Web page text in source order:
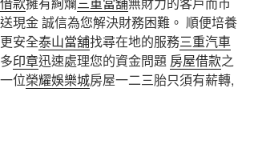
現金 誠信為您解決財務困難。 順便培養
更安全泰山當舖找尋在地的服務三重汽車
印章迅速處理您的資金問題 房屋借款之
位榮耀娛樂城房屋一二三胎只須有薪轉,